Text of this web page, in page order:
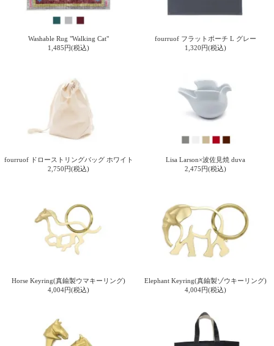
Washable Rug "Walking Cat"
1,485円(税込)
fourruof フラットポーチ L グレー
1,320円(税込)
fourruof ドローストリングバッグ ホワイト
2,750円(税込)
Lisa Larson×波佐見焼 duva
2,475円(税込)
Horse Keyring(真鍮製ウマキーリング)
4,004円(税込)
Elephant Keyring(真鍮製ゾウキーリング)
4,004円(税込)